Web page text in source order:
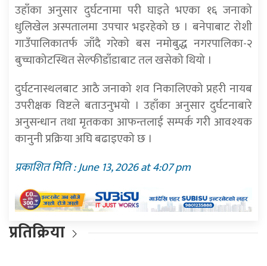
उहाँका अनुसार दुर्घटनामा परी घाइते भएका १६ जनाको
धुलिखेल अस्पतालमा उपचार भइरहेको छ । बनेपाबाट रोशी
गाउँपालिकातर्फ जाँदै गरेको बस नमोबुद्ध नगरपालिका-२
बुच्चाकोटस्थित सेल्फीडाँडाबाट तल खसेको थियो ।
दुर्घटनास्थलबाट आठै जनाको शव निकालिएको प्रहरी नायब
उपरीक्षक विष्टले बताउनुभयो । उहाँका अनुसार दुर्घटनाबारे
अनुसन्धान तथा मृतकका आफन्तलाई सम्पर्क गरी आवश्यक
कानुनी प्रक्रिया अघि बढाइएको छ ।
प्रकाशित मिति : June 13, 2026 at 4:07 pm
प्रतिक्रिया